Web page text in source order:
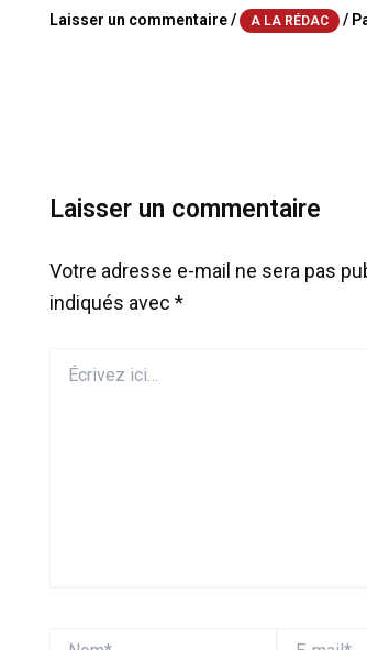
Laisser un commentaire/ A LA RÉDAC /
Laisser un commentaire
Votre adresse e-mail ne sera pas
indiqués avec *
ici…